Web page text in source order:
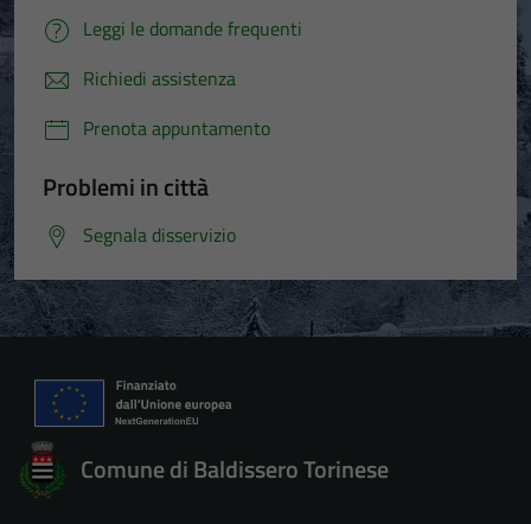
Leggi le domande frequenti
Richiedi assistenza
Prenota appuntamento
Problemi in città
Segnala disservizio
Comune di Baldissero Torinese